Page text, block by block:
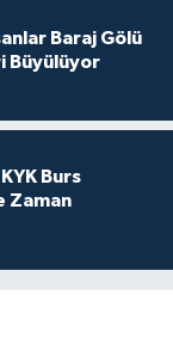
Baraj Gölü
Büyülüyor
Burs
Zaman